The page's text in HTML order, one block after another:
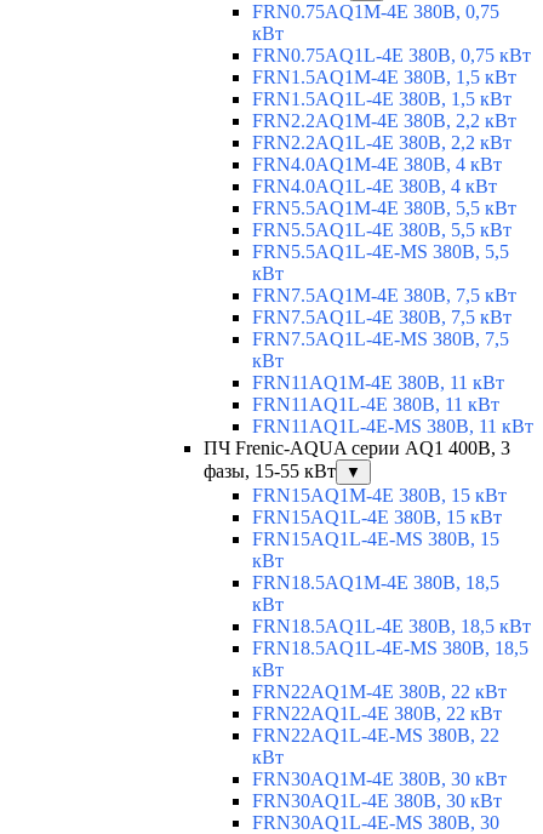
FRN0.75AQ1M-4E 380В, 0,75
кВт
FRN0.75AQ1L-4E 380В, 0,75 кВт
FRN1.5AQ1M-4E 380В, 1,5 кВт
FRN1.5AQ1L-4E 380В, 1,5 кВт
FRN2.2AQ1M-4E 380В, 2,2 кВт
FRN2.2AQ1L-4E 380В, 2,2 кВт
FRN4.0AQ1M-4E 380В, 4 кВт
FRN4.0AQ1L-4E 380В, 4 кВт
FRN5.5AQ1M-4E 380В, 5,5 кВт
FRN5.5AQ1L-4E 380В, 5,5 кВт
FRN5.5AQ1L-4E-MS 380В, 5,5
кВт
FRN7.5AQ1M-4E 380В, 7,5 кВт
FRN7.5AQ1L-4E 380В, 7,5 кВт
FRN7.5AQ1L-4E-MS 380В, 7,5
кВт
FRN11AQ1M-4E 380В, 11 кВт
FRN11AQ1L-4E 380В, 11 кВт
FRN11AQ1L-4E-MS 380В, 11 кВт
ПЧ Frenic-AQUA серии AQ1 400В, 3
фазы, 15-55 кВт
▼
FRN15AQ1M-4E 380В, 15 кВт
FRN15AQ1L-4E 380В, 15 кВт
FRN15AQ1L-4E-MS 380В, 15
кВт
FRN18.5AQ1M-4E 380В, 18,5
кВт
FRN18.5AQ1L-4E 380В, 18,5 кВт
FRN18.5AQ1L-4E-MS 380В, 18,5
кВт
FRN22AQ1M-4E 380В, 22 кВт
FRN22AQ1L-4E 380В, 22 кВт
FRN22AQ1L-4E-MS 380В, 22
кВт
FRN30AQ1M-4E 380В, 30 кВт
FRN30AQ1L-4E 380В, 30 кВт
FRN30AQ1L-4E-MS 380В, 30